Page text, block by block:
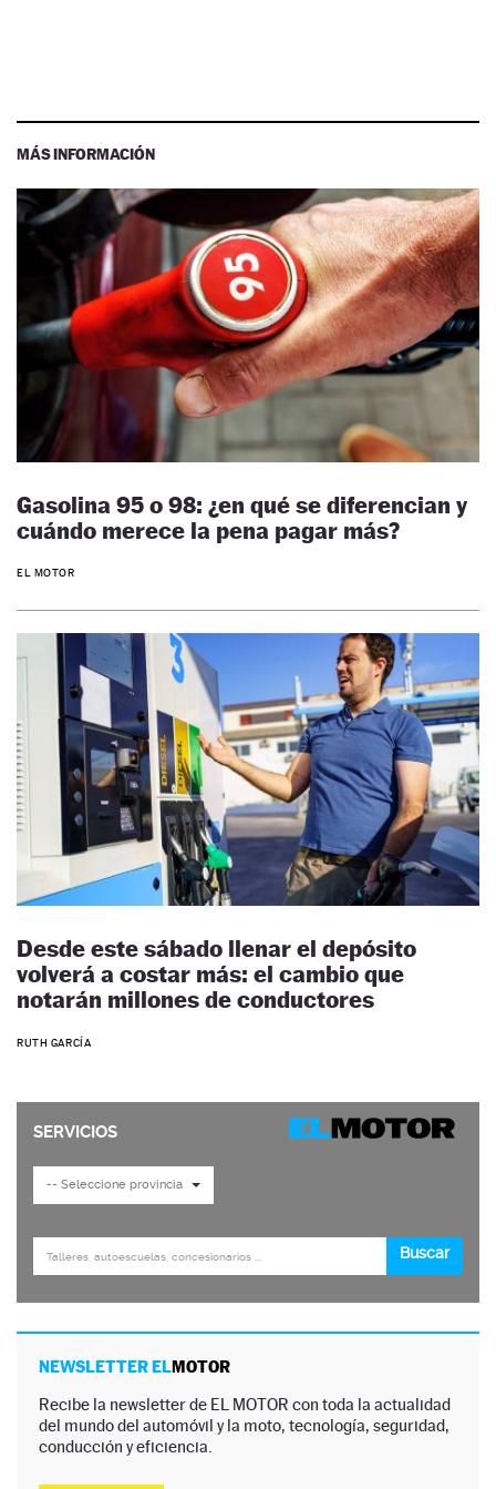
MÁS INFORMACIÓN
Gasolina 95 o 98: ¿en qué se diferencian y
cuándo merece la pena pagar más?
EL MOTOR
Desde este sábado llenar el depósito
volverá a costar más: el cambio que
notarán millones de conductores
RUTH GARCÍA
NEWSLETTER ELMOTOR
Recibe la newsletter de EL MOTOR con toda la actualidad
del mundo del automóvil y la moto, tecnología, seguridad,
conducción y eficiencia.